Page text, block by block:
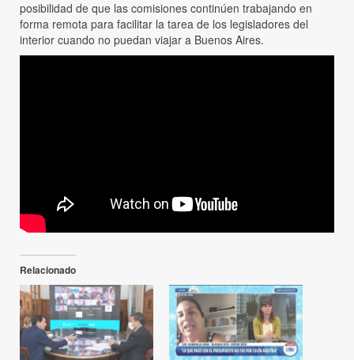
posibilidad de que las comisiones continúen trabajando en
forma remota para facilitar la tarea de los legisladores del
interior cuando no puedan viajar a Buenos Aires.
Relacionado